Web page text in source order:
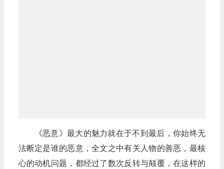
《恶意》最大的魅力就在于不到最后，你始终无
法断定是谁的恶意，全文之中有关人物的善恶，最核
心的动机问题，都经过了数次反转与颠覆，在这样的